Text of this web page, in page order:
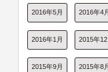
2016年5月 2016年4月
2016年1月 2015年12
2015年9月 2015年8月